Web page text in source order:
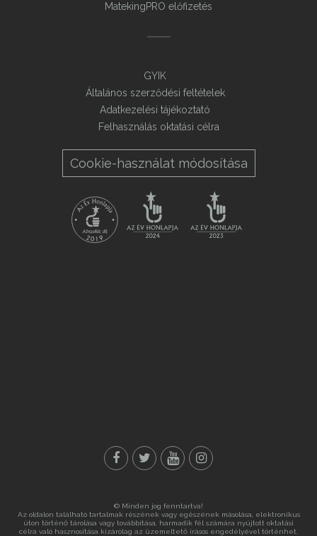
MatekingPRO előfizetés
GYIK
Általános szerződési feltételek
Adatkezelési tájékoztató
Felhasználás oktatási célra
Cookie-használat módosítása
© Minden jog fenntartva!
Az oldalon található tartalmak részének vagy egészének másolása, elektronikus
úton történő tárolása vagy továbbítása, harmadik fél számára nyújtott oktatási
célra való hasznosítása kizárólag az üzemeltető írásos engedélyével történhet.